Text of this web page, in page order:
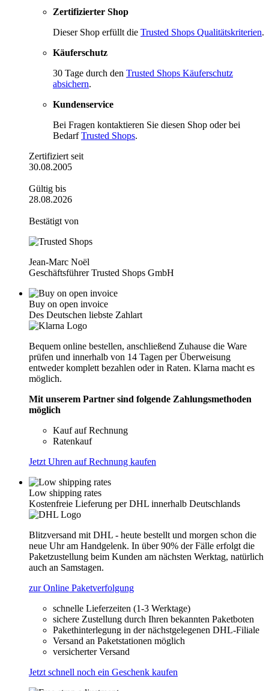
Zertifizierter Shop
Dieser Shop erfüllt die Trusted Shops Qualitätskriterien.
Käuferschutz
30 Tage durch den Trusted Shops Käuferschutz
absichern.
Kundenservice
Bei Fragen kontaktieren Sie diesen Shop oder bei
BedarfTrusted Shops.
Zertifiziert seit
30.08.2005
Gültig bis
28.08.2026
Bestätigt von
Jean-Marc Noël
Geschäftsführer Trusted Shops GmbH
Buy on open invoice
Des Deutschen liebste Zahlart
Bequem online bestellen, anschließend Zuhause die Ware
prüfen und innerhalb von 14 Tagen per Überweisung
entweder komplett bezahlen oder in Raten. Klarna macht es
möglich.
Mit unserem Partner sind folgende Zahlungsmethoden
möglich
Kauf auf Rechnung
Ratenkauf
Jetzt Uhren auf Rechnung kaufen
Low shipping rates
Kostenfreie Lieferung per DHL innerhalb Deutschlands
Blitzversand mit DHL - heute bestellt und morgen schon die
neue Uhr am Handgelenk. In über 90% der Fälle erfolgt die
Paketzustellung beim Kunden am nächsten Werktag, natürlich
auch an Samstagen.
zur Online Paketverfolgung
schnelle Lieferzeiten (1-3 Werktage)
sichere Zustellung durch Ihren bekannten Paketboten
Pakethinterlegung in der nächstgelegenen DHL-Filiale
Versand an Paketstationen möglich
versicherter Versand
Jetzt schnell noch ein Geschenk kaufen